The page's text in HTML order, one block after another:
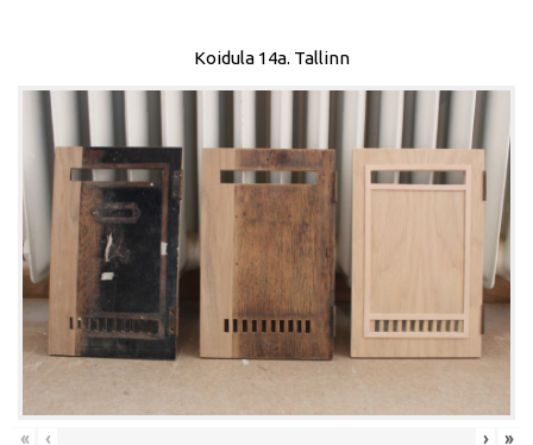
Koidula 14a. Tallinn
« ‹ › »